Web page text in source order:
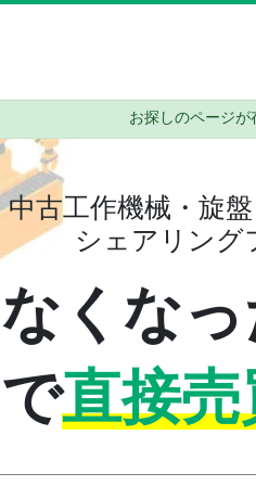
お探しのページが
中古工作機械・旋
シェアリング
くなっ
直接売